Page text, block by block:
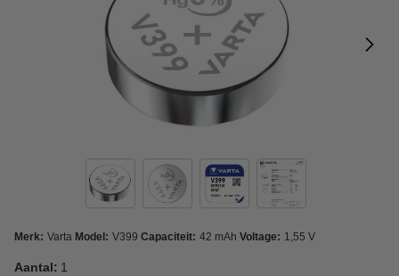
Merk: Varta Model: V399 Capaciteit: 42 mAh Voltage: 1,55 V
Aantal: 1